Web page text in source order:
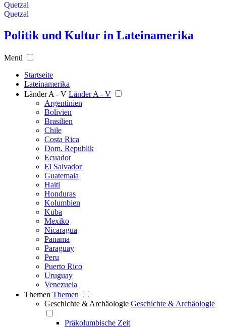
Quetzal
Quetzal
Politik und Kultur in Lateinamerika
Menü
Startseite
Lateinamerika
Länder A - V Länder A - V
Argentinien
Bolivien
Brasilien
Chile
Costa Rica
Dom. Republik
Ecuador
El Salvador
Guatemala
Haiti
Honduras
Kolumbien
Kuba
Mexiko
Nicaragua
Panama
Paraguay
Peru
Puerto Rico
Uruguay
Venezuela
Themen Themen
Geschichte & Archäologie Geschichte & Archäologie
Präkolumbische Zeit